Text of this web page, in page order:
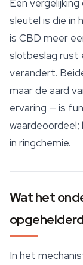
Een
sleutel is die in
is CBD meer
slotbeslag rust
verandert.
maar de aard
ervaring — is
in ringchemie.
Wat het
In het